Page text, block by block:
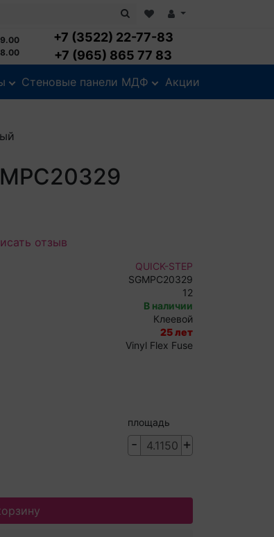
+7 (3522) 22-77-83
+7 (965) 865 77 83
Стеновые панели МДФ Акции
отзыв
QUICK-STEP
SGMPC20329
12
В наличии
Клеевой
25 лет
Vinyl Flex Fuse
площадь
- +